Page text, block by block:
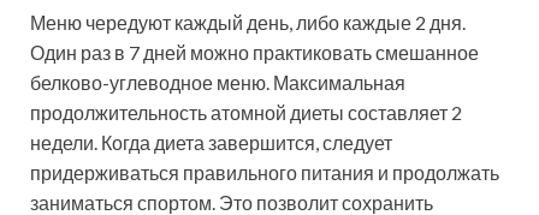
Меню чередуют каждый день, либо каждые 2 дня.
Один раз в 7 дней можно практиковать смешанное
белково-углеводное меню. Максимальная
продолжительность атомной диеты составляет 2
недели. Когда диета завершится, следует
придерживаться правильного питания и продолжать
заниматься спортом. Это позволит сохранить